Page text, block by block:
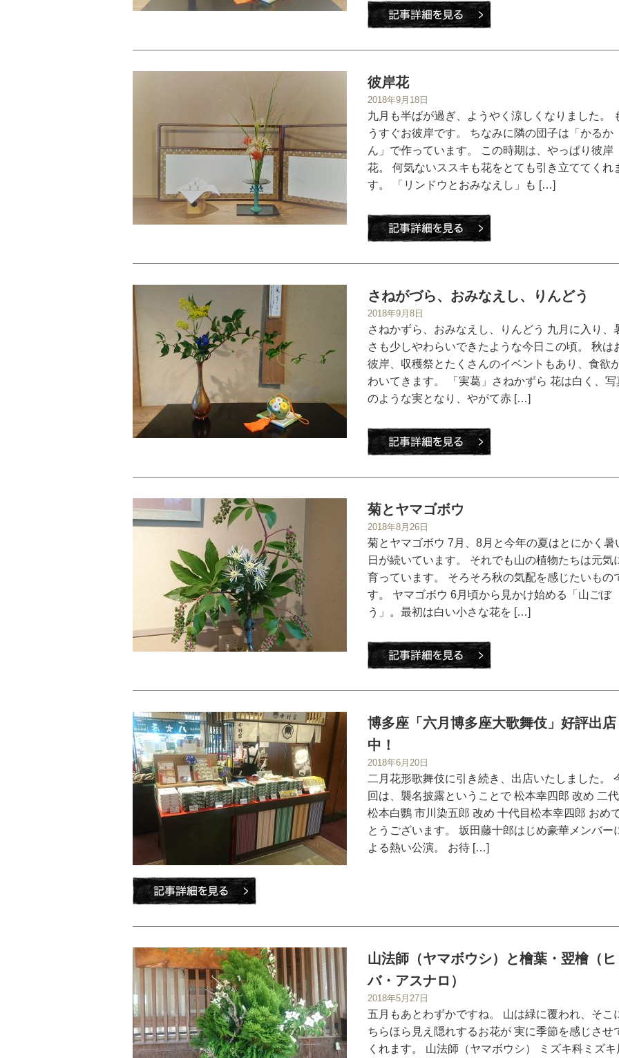
彼岸花
2018年9月18日
九月も半ばが過ぎ、ようやく涼しくなりました。
うすぐお彼岸です。 ちなみに隣の団子は「かるか
ん」で作っています。 この時期は、やっぱり彼岸
花。 何気ないススキも花をとても引き立ててくれ
す。 「リンドウとおみなえし」も […]
さねがづら、おみなえし、りんどう
2018年9月8日
さねかずら、おみなえし、りんどう 九月に入り、
さも少しやわらいできたような今日この頃。 秋は
彼岸、収穫祭とたくさんのイベントもあり、食欲
わいてきます。 「実葛」さねかずら 花は白く、写
のような実となり、やがて赤 […]
菊とヤマゴボウ
2018年8月26日
菊とヤマゴボウ 7月、8月と今年の夏はとにかく暑
日が続いています。 それでも山の植物たちは元気
育っています。 そろそろ秋の気配を感じたいもの
す。 ヤマゴボウ 6月頃から見かけ始める「山ごぼ
う」。最初は白い小さな花を […]
博多座「六月博多座大歌舞伎」好評出店
中！
2018年6月20日
二月花形歌舞伎に引き続き、出店いたしました。
回は、襲名披露ということで 松本幸四郎 改め 二代
松本白鸚 市川染五郎 改め 十代目松本幸四郎 おめ
とうございます。 坂田藤十郎はじめ豪華メンバー
よる熱い公演。 お待 […]
山法師（ヤマボウシ）と檜葉・翌檜（ヒ
バ・アスナロ）
2018年5月27日
五月もあとわずかですね。 山は緑に覆われ、そこ
ちらほら見え隠れするお花が 実に季節を感じさせ
くれます。 山法師（ヤマボウシ） ミズキ科ミズキ